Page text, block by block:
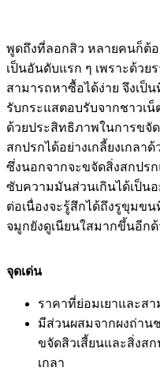
พูดถึงที่ลอกสิว หลายคนก็ต้
เป็นอันดับแรก ๆ เพราะด้วย
สามารถหาซื้อได้ง่าย จึงเป็
รับกระแสตอบรับจากชาวเ
ด้วยประสิทธิภาพในการขจั
สกปรกได้อย่างเกลี้ยงเกลา
ซึ่งนอกจากจะขจัดสิ่งสกปร
ซับความมันส่วนเกินได้เป็นอ
ต่อเนื่องจะรู้สึกได้ถึงรูขุมข
จมูกยังดูเนียนใสมากขึ้นอีกด้
จุดเด่น
ราคาที่ย่อมเยาและส
มีส่วนผสมจากผงถ่าน
ขจัดสิวเสี้ยนและสิ่งสก
เกลา